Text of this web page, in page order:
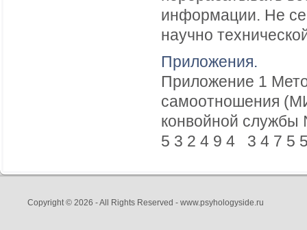
информации. Не
научно
Приложения.
Приложение 1
самоотношения
конвойной
5 3 2 4 9 4 3 4 7 5
Copyright © 2026 - All Rights Reserved - www.psyhologyside.ru